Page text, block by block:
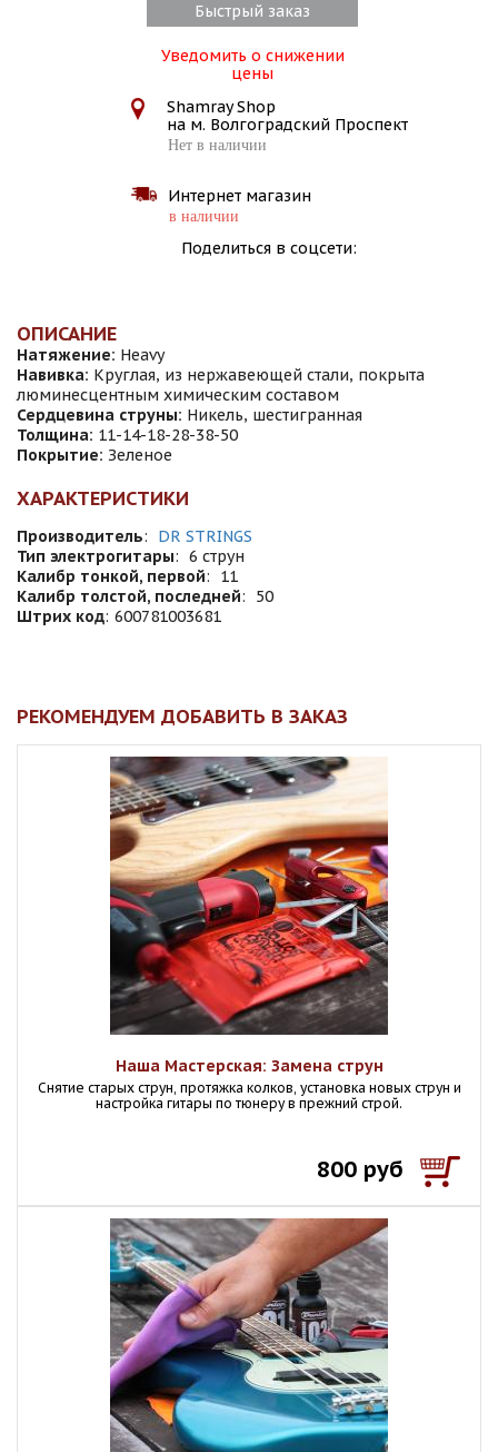
Быстрый заказ
Уведомить о снижении
цены
Shamray Shop
на м. Волгоградский Проспект
Нет в наличии
Интернет магазин
в наличии
Поделиться в соцсети:
ОПИСАНИЕ
Натяжение: Heavy
Навивка: Круглая, из нержавеющей стали, покрыта
люминесцентным химическим составом
Сердцевина струны: Никель, шестигранная
Толщина: 11-14-18-28-38-50
Покрытие: Зеленое
ХАРАКТЕРИСТИКИ
Производитель:
DR STRINGS
Тип электрогитары: 6 струн
Калибр тонкой, первой:
11
Калибр толстой, последней:
50
Штрих код: 600781003681
РЕКОМЕНДУЕМ ДОБАВИТЬ В ЗАКАЗ
Наша Мастерская: Замена струн
Снятие старых струн, протяжка колков, установка новых струн и
настройка гитары по тюнеру в прежний строй.
800 руб